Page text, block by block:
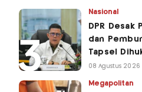
Nasional
DPR Desak
dan
Tapsel
08 Agustus 2026
Megapolitan